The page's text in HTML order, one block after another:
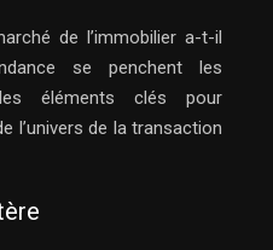
de l’immobilier a-t-il
se penchent les
les éléments clés pour
l’univers de la transaction